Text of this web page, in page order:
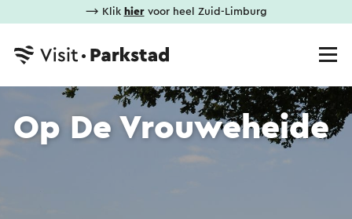
⟶ Klik hiervoor heel Zuid-Limburg
Op De Vrouweheide